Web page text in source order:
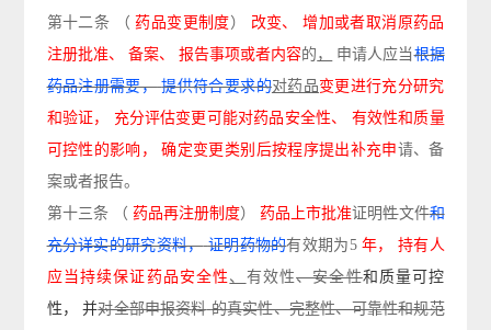
第十二条
（ 药品变更制度） 改变、
增加或者取消原药品
注册批准、
备案、 报告事项或者内容的 ， 申请人应当根据
药品注册需要， 提供符合要求的对药品变更进行充分研究
和验证，
充分评估变更可能对药品安全性、
有效性和质量
可控性的影响，
确定变更类别后按程序提出补充申请、备
案或者报告。
第十三条
（ 药品再注册制度） 药品上市批准证明性文件和
充分详实的研究资料， 证明药物的有效期为5 年，
持有人
应当持续保证药品安全性 、 有效性、安全性和质量可控
性，
并对全部申报资料 的真实性、完整性、可靠性和规范